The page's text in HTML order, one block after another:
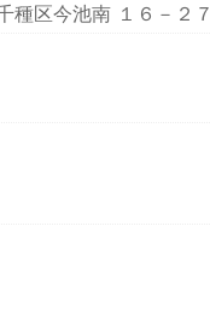
種区今池南 １６－２７